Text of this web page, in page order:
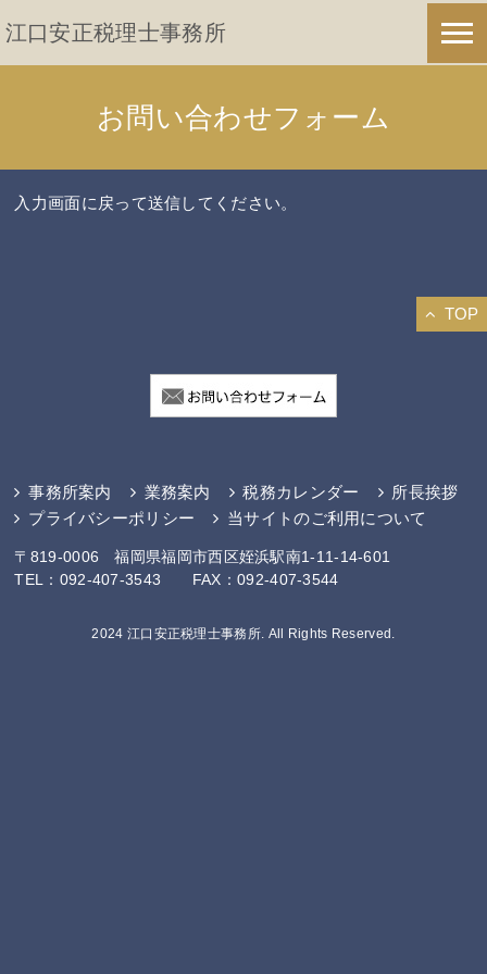
江口安正税理士事務所
お問い合わせフォーム
入力画面に戻って送信してください。
TOP
事務所案内 業務案内 税務カレンダー
所長挨拶
プライバシーポリシー
当サイトのご利用について
〒819-0006 福岡県福岡市西区姪浜駅南1-11-14-601
TEL：092-407-3543 FAX：092-407-3544
2024 江口安正税理士事務所. All Rights Reserved.